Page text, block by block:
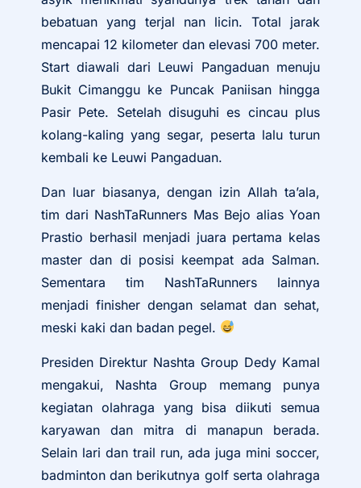
bebatuan yang terjal nan licin. Total jarak
mencapai 12 kilometer dan elevasi 700 meter.
Start diawali dari Leuwi Pangaduan menuju
Bukit Cimanggu ke Puncak Paniisan hingga
Pasir Pete. Setelah disuguhi es cincau plus
kolang-kaling yang segar, peserta lalu turun
kembali ke Leuwi Pangaduan.
Dan luar biasanya, dengan izin Allah ta’ala,
tim dari NashTaRunners Mas Bejo alias Yoan
Prastio berhasil menjadi juara pertama kelas
master dan di posisi keempat ada Salman.
Sementara tim NashTaRunners lainnya
menjadi finisher dengan selamat dan sehat,
meski kaki dan badan pegel.
Presiden Direktur Nashta Group Dedy Kamal
mengakui, Nashta Group memang punya
kegiatan olahraga yang bisa diikuti semua
karyawan dan mitra di manapun berada.
Selain lari dan trail run, ada juga mini soccer,
badminton dan berikutnya golf serta olahraga